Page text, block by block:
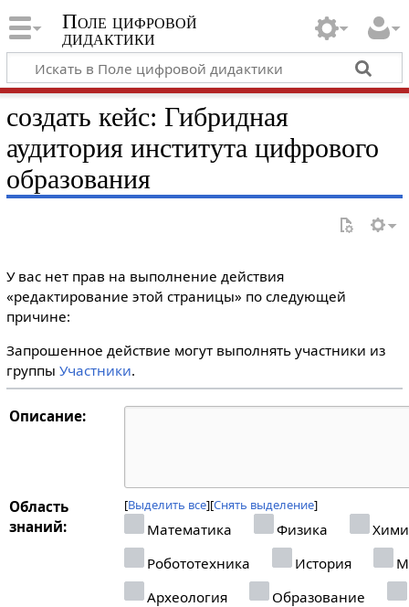
Поле цифровой
дидактики
создать кейс: Гибридная
аудитория института цифрового
образования
У вас нет прав на выполнение действия
«редактирование этой страницы» по следующей
причине:
Запрошенное действие могут выполнять участники из
группы Участники.
Описание:
Область
знаний:
Выделить все Снять выделение
Математика Физика
Робототехника
История
Археология
Образование